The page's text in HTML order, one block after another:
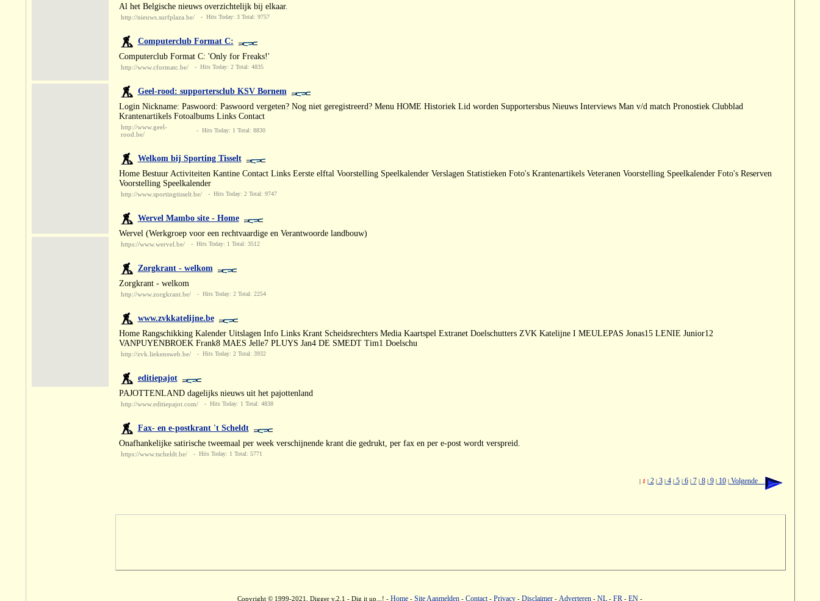
Al het Belgische nieuws overzichtelijk bij elkaar.
http://nieuws.surfplaza.be/ - Hits Today: 3 Total: 9757
Computerclub Format C:
Computerclub Format C: 'Only for Freaks!'
http://www.cformatc.be/ - Hits Today: 2 Total: 4835
Geel-rood: supportersclub KSV Bornem
Login Nickname: Paswoord: Paswoord vergeten? Nog niet geregistreerd? Menu HOME Historiek Lid worden Supportersbus Nieuws Interviews Man v/d match Pronostiek Clubblad
Krantenartikels Fotoalbums Links Contact
http://www.geel-
rood.be/
- Hits Today: 1 Total: 8830
Welkom bij Sporting Tisselt
Home Bestuur Activiteiten Kantine Contact Links Eerste elftal Voorstelling Speelkalender Verslagen Statistieken Foto's Krantenartikels Veteranen Voorstelling Speelkalender Foto's Reserven
Voorstelling Speelkalender
http://www.sportingtisselt.be/ - Hits Today: 2 Total: 9747
Wervel Mambo site - Home
Wervel (Werkgroep voor een rechtvaardige en Verantwoorde landbouw)
https://www.wervel.be/ - Hits Today: 1 Total: 3512
Zorgkrant - welkom
Zorgkrant - welkom
http://www.zorgkrant.be/ - Hits Today: 2 Total: 2254
www.zvkkatelijne.be
Home Rangschikking Kalender Uitslagen Info Links Krant Scheidsrechters Media Kaartspel Extranet Doelschutters ZVK Katelijne I MEULEPAS Jonas15 LENIE Junior12
VANPUYENBROEK Frank8 MAES Jelle7 PLUYS Jan4 DE SMEDT Tim1 Doelschu
http://zvk.liekensweb.be/ - Hits Today: 2 Total: 3932
editiepajot
PAJOTTENLAND dagelijks nieuws uit het pajottenland
http://www.editiepajot.com/ - Hits Today: 1 Total: 4838
Fax- en e-postkrant 't Scheldt
Onafhankelijke satirische tweemaal per week verschijnende krant die gedrukt, per fax en per e-post wordt verspreid.
https://www.tscheldt.be/ - Hits Today: 1 Total: 5771
| 1 |2|3|4|5|6|7|8|9|10|Volgende
Copyright © 1999-2021, Digger v.2.1 - Dig it up...! - Home - Site Aanmelden - Contact - Privacy - Disclaimer - Adverteren - NL - FR - EN -